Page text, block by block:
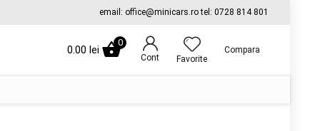
email: office@minicars.ro tel: 0728 814 801
0.00 lei
0
Cont Favorite
Compara